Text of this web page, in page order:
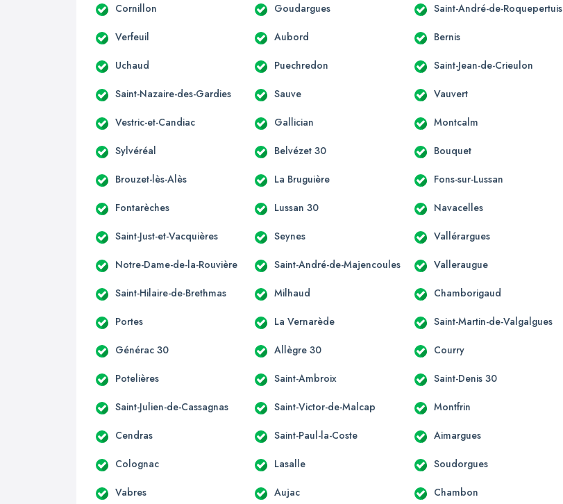
Cornillon Goudargues Saint-André-de-Roquepertuis
Verfeuil Aubord Bernis
Uchaud Puechredon Saint-Jean-de-Crieulon
Saint-Nazaire-des-Gardies Sauve Vauvert
Vestric-et-Candiac Gallician Montcalm
Sylvéréal Belvézet 30 Bouquet
Brouzet-lès-Alès La Bruguière Fons-sur-Lussan
Fontarèches Lussan 30 Navacelles
Saint-Just-et-Vacquières Seynes Vallérargues
Notre-Dame-de-la-Rouvière Saint-André-de-Majencoules Valleraugue
Saint-Hilaire-de-Brethmas Milhaud Chamborigaud
Portes La Vernarède Saint-Martin-de-Valgalgues
Générac 30 Allègre 30 Courry
Potelières Saint-Ambroix Saint-Denis 30
Saint-Julien-de-Cassagnas Saint-Victor-de-Malcap Montfrin
Cendras Saint-Paul-la-Coste Aimargues
Colognac Lasalle Soudorgues
Vabres Aujac Chambon